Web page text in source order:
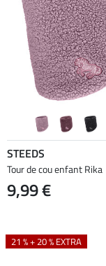
STEEDS
Tour de cou enfant Rika
9,99 €
21 % + 20 % EXTRA